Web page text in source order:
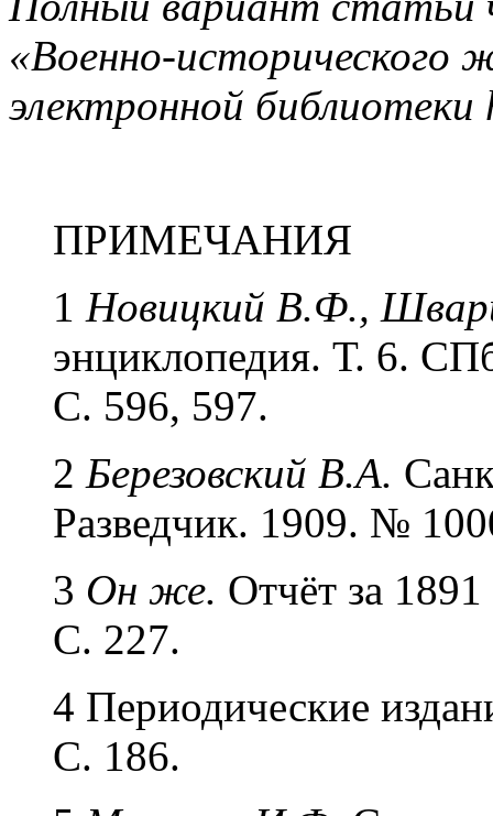
«Военно-исторического
электронной библиотеки
ПРИМЕЧАНИЯ
1 Новицкий В.Ф.,
энциклопедия. Т. 6.
С. 596, 597.
2 Березовский В.А.
Разведчик. 1909. №
3 Он же. Отчёт за
С. 227.
4 Периодические
С. 186.